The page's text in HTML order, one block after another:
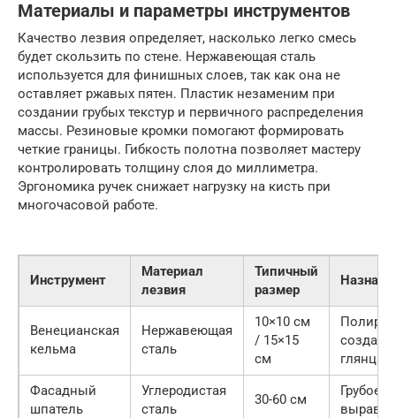
Материалы и параметры инструментов
Качество лезвия определяет, насколько легко смесь
будет скользить по стене. Нержавеющая сталь
используется для финишных слоев, так как она не
оставляет ржавых пятен. Пластик незаменим при
создании грубых текстур и первичного распределения
массы. Резиновые кромки помогают формировать
четкие границы. Гибкость полотна позволяет мастеру
контролировать толщину слоя до миллиметра.
Эргономика ручек снижает нагрузку на кисть при
многочасовой работе.
Инструмент
Материал
лезвия
Типичный
размер
Венецианская
кельма
Нержавеющая
сталь
10×10 см
/ 15×15
см
глянца
Фасадный
шпатель
Углеродистая
сталь
30-60 см
Грубое